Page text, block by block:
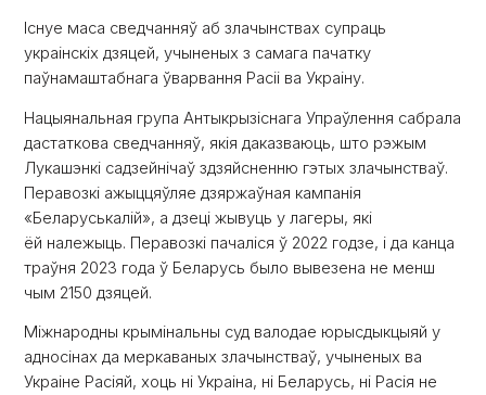
Існуе маса сведчанняў аб злачынствах супраць
украінскіх дзяцей, учыненых з самага пачатку
паўнамаштабнага ўварвання Расіі ва Украіну.
Нацыянальная група Антыкрызіснага Упраўлення сабрала
дастаткова сведчанняў, якія даказваюць, што рэжым
Лукашэнкі садзейнічаў здзяйсненню гэтых злачынстваў.
Перавозкі ажыццяўляе дзяржаўная кампанія
«Беларуськалій», а дзеці жывуць у лагеры, які
ёй належыць. Перавозкі пачаліся ў 2022 годзе, і да канца
траўня 2023 года ў Беларусь было вывезена не менш
чым 2150 дзяцей.
Міжнародны крымінальны суд валодае юрысдыкцыяй у
адносінах да меркаваных злачынстваў, учыненых ва
Украіне Расіяй, хоць ні Украіна, ні Беларусь, ні Расія не